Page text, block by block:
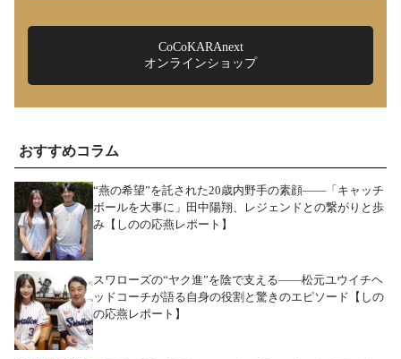
CoCoKARAnext
オンラインショップ
おすすめコラム
“燕の希望”を託された20歳内野手の素顔――「キャッチ
ボールを大事に」田中陽翔、レジェンドとの繋がりと歩
み【しのの応燕レポート】
スワローズの“ヤク進”を陰で支える――松元ユウイチヘ
ッドコーチが語る自身の役割と驚きのエピソード【しの
の応燕レポート】